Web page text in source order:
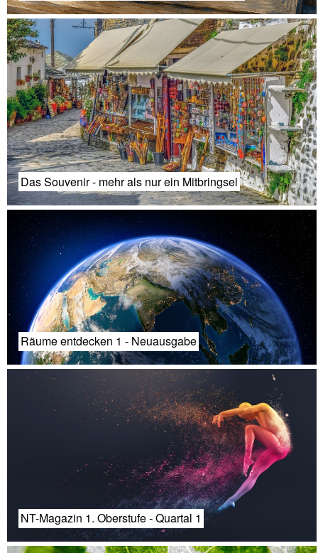
Das Souvenir - mehr als nur ein Mitbringsel
Räume entdecken 1 - Neuausgabe
NT-Magazin 1. Oberstufe - Quartal 1